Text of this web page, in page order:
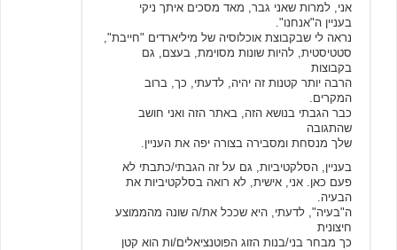
אני, למרות שאני גבר, מאד מסכים איתך ניקי
בעניין ה"אנחנו".
נראה לי שבקבוצת אוכלוסיה של מיליארדים "חייבת",
סטטיסטית, להיות שונות מסוימת, בעצם, גם
בקבוצות
הרבה יותר קטנות זה יהיה, לדעתי, כך, ברוב
המקרים.
כבר הגבתי בנושא הזה, באתר הזה ואני חושב
שהתגובה
שלך מנסחת ומסבירה בצורה יפה את העניין.
בעניין, הסלקטיביות, גם על זה הגבתי/כתבתי לא
פעם כאן. אני, אישית, לא רואה בסלקטיביות את
הבעיה.
ה"בעיה", לדעתי, היא שככל את/ה שונה מהממוצע
חיצונית
כך מבחר בני/בנות הזוג הפוטנציאלים/ות הוא קטן